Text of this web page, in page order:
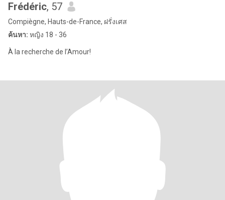
Frédéric, 57
Compiègne, Hauts-de-France, ฝรั่งเศส
ค้นหา: หญิง 18 - 36
À la recherche de l’Amour!